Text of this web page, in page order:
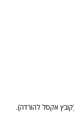
אקסל להורדה).